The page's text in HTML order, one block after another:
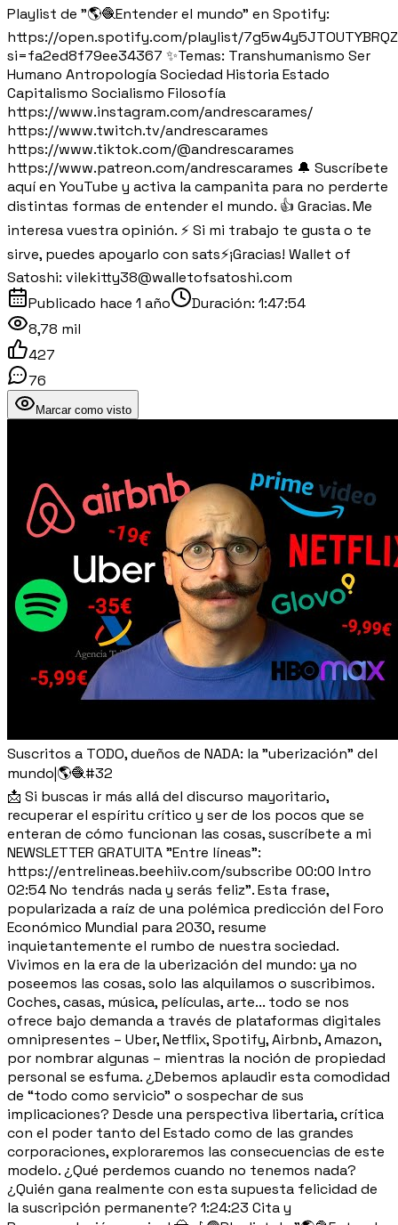
Playlist de "🌎🧶Entender el mundo" en Spotify:
https://open.spotify.com/playlist/
si=fa2ed8f79ee34367 ✨Temas: Transhumanismo Ser
Humano Antropología Sociedad Historia Estado
Capitalismo Socialismo Filosofía
https://www.instagram.com/andrescarames/
https://www.twitch.tv/andrescarames
https://www.tiktok.com/@andrescarames
https://www.patreon.com/andrescarames 🔔 Suscríbete
aquí en YouTube y activa la campanita para no perderte
distintas formas de entender el mundo. 👍 Gracias. Me
interesa vuestra opinión. ⚡️ Si mi trabajo te gusta o te
sirve, puedes apoyarlo con sats⚡️¡Gracias! Wallet of
Satoshi: vilekitty38@walletofsatoshi.com
Publicado hace 1 año Duración: 1:47:54
8,78 mil
427
76
Marcar como visto
Suscritos a TODO, dueños de NADA: la "uberización" del
mundo|🌎🧶#32
📩 Si buscas ir más allá del discurso mayoritario,
recuperar el espíritu crítico y ser de los pocos que se
enteran de cómo funcionan las cosas, suscríbete a mi
NEWSLETTER GRATUITA "Entre líneas":
https://entrelineas.beehiiv.com/subscribe 00:00 Intro
02:54 No tendrás nada y serás feliz”. Esta frase,
popularizada a raíz de una polémica predicción del Foro
Económico Mundial para 2030​, resume
inquietantemente el rumbo de nuestra sociedad.
Vivimos en la era de la uberización del mundo: ya no
poseemos las cosas, solo las alquilamos o suscribimos.
Coches, casas, música, películas, arte... todo se nos
ofrece bajo demanda a través de plataformas digitales
omnipresentes – Uber, Netflix, Spotify, Airbnb, Amazon,
por nombrar algunas – mientras la noción de propiedad
personal se esfuma. ¿Debemos aplaudir esta comodidad
de “todo como servicio” o sospechar de sus
implicaciones? Desde una perspectiva libertaria, crítica
con el poder tanto del Estado como de las grandes
corporaciones, exploraremos las consecuencias de este
modelo. ¿Qué perdemos cuando no tenemos nada?
¿Quién gana realmente con esta supuesta felicidad de
la suscripción permanente? 1:24:23 Cita y